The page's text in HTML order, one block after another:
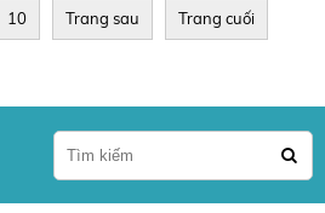
10 Trang sau Trang cuối